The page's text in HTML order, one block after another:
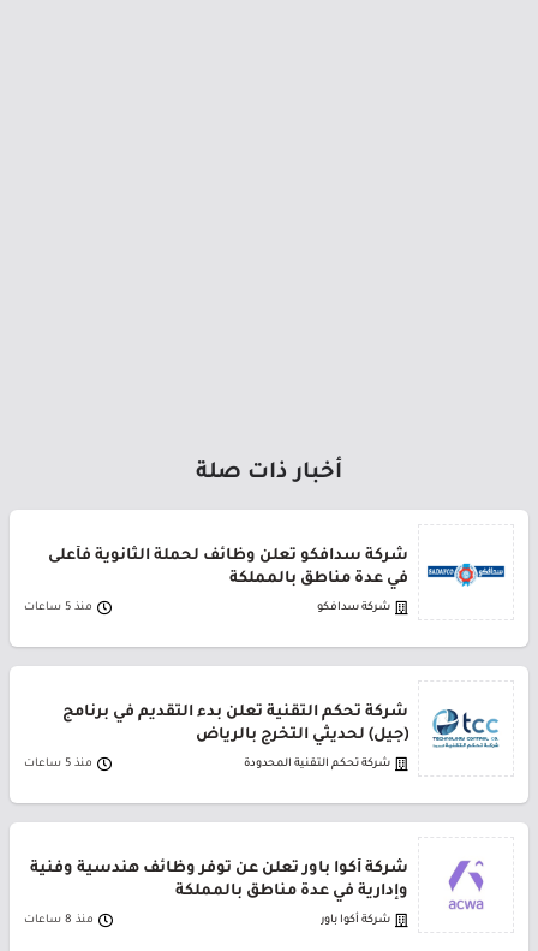
أخبار ذات صلة
شركة سدافكو تعلن وظائف لحملة الثانوية فأعلى
في عدة مناطق بالمملكة
شركة سدافكو منذ 5 ساعات
شركة تحكم التقنية تعلن بدء التقديم في برنامج
(جيل) لحديثي التخرج بالرياض
شركة تحكم التقنية المحدودة منذ 5 ساعات
شركة أكوا باور تعلن عن توفر وظائف هندسية وفنية
وإدارية في عدة مناطق بالمملكة
شركة أكوا باور منذ 8 ساعات